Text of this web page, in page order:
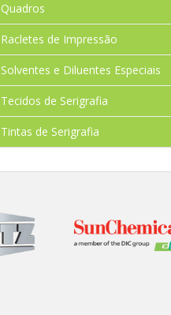
Quadros
Racletes de Impressão
Solventes e Diluentes Especiais
Tecidos de Serigrafia
Tintas de Serigrafia